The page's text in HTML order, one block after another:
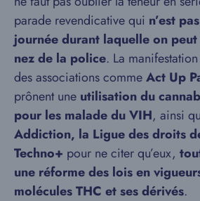
parade revendicative qui n’est
journée durant laquelle on
nez de la police. La
des associations commeAct Up
prônent une utilisation du
pour les malade du VIH, ainsi
Addiction, la Ligue des droits
Techno+ pour ne citer qu’eux,
une réforme des lois en
molécules THC et ses dérivés.